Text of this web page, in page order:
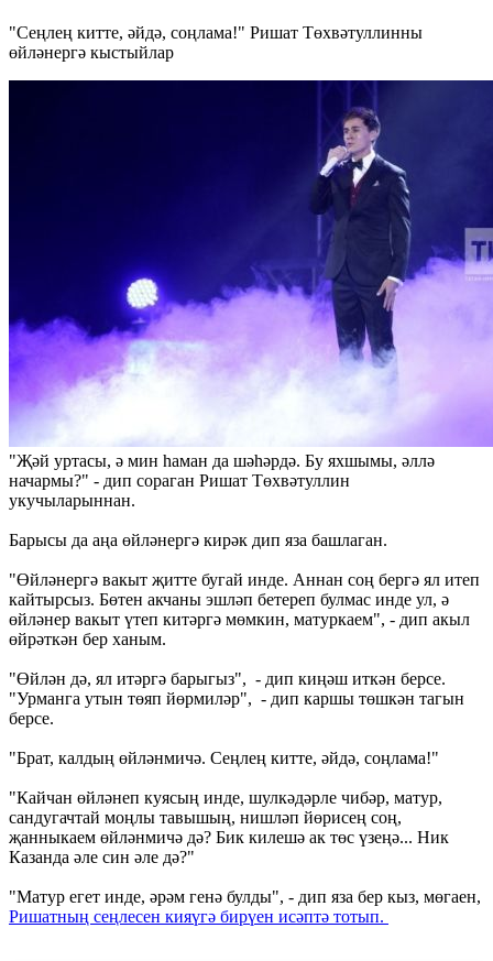
"Сеңлең китте, әйдә, соңлама!" Ришат Төхвәтуллинны
өйләнергә кыстыйлар
"Җәй уртасы, ә мин һаман да шәһәрдә. Бу яхшымы, әллә
начармы?" - дип сораган Ришат Төхвәтуллин
укучыларыннан.
Барысы да аңа өйләнергә кирәк дип яза башлаган.
"Өйләнергә вакыт җитте бугай инде. Аннан соң бергә ял итеп
кайтырсыз. Бөтен акчаны эшләп бетереп булмас инде ул, ә
өйләнер вакыт үтеп китәргә мөмкин, матуркаем", - дип акыл
өйрәткән бер ханым.
"Өйлән дә, ял итәргә барыгыз", - дип киңәш иткән берсе.
"Урманга утын төяп йөрмиләр", - дип каршы төшкән тагын
берсе.
"Брат, калдың өйләнмичә. Сеңлең китте, әйдә, соңлама!"
"Кайчан өйләнеп куясың инде, шулкәдәрле чибәр, матур,
сандугачтай моңлы тавышың, нишләп йөрисең соң,
җанныкаем өйләнмичә дә? Бик килешә ак төс үзеңә... Ник
Казанда әле син әле дә?"
"Матур егет инде, әрәм генә булды", - дип яза бер кыз, мөгаен,
Ришатның сеңлесен кияүгә бирүен исәптә тотып.